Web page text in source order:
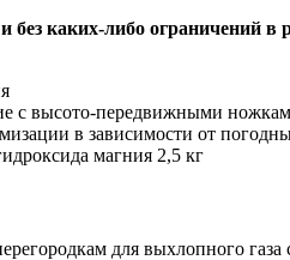
каких-либо ограничений в
с высото-передвижными
в зависимости от
магния 2,5 кг
для выхлопного